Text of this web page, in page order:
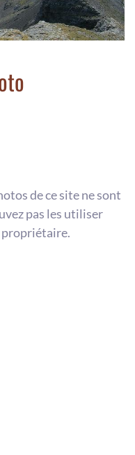
de ce site ne sont
pas les utiliser
propriétaire.